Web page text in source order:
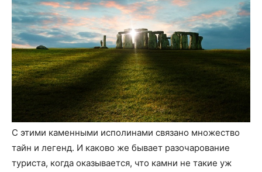
С этими каменными исполинами связано множество
тайн и легенд. И каково же бывает разочарование
туриста, когда оказывается, что камни не такие уж